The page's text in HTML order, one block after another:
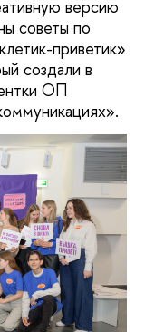
версию
советы по
приветик»
создали в
ОП